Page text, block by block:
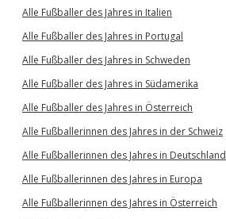
Alle Fußballer des Jahres in Italien
Alle Fußballer des Jahres in Portugal
Alle Fußballer des Jahres in Schweden
Alle Fußballer des Jahres in Südamerika
Alle Fußballer des Jahres in Österreich
Alle Fußballerinnen des Jahres in der Schweiz
Alle Fußballerinnen des Jahres in Deutschland
Alle Fußballerinnen des Jahres in Europa
Alle Fußballerinnen des Jahres in Österreich